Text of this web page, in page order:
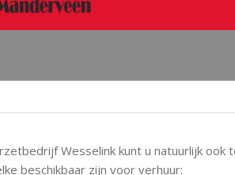
Wesselink kunt u natuurlijk
beschikbaar zijn voor verhuur: